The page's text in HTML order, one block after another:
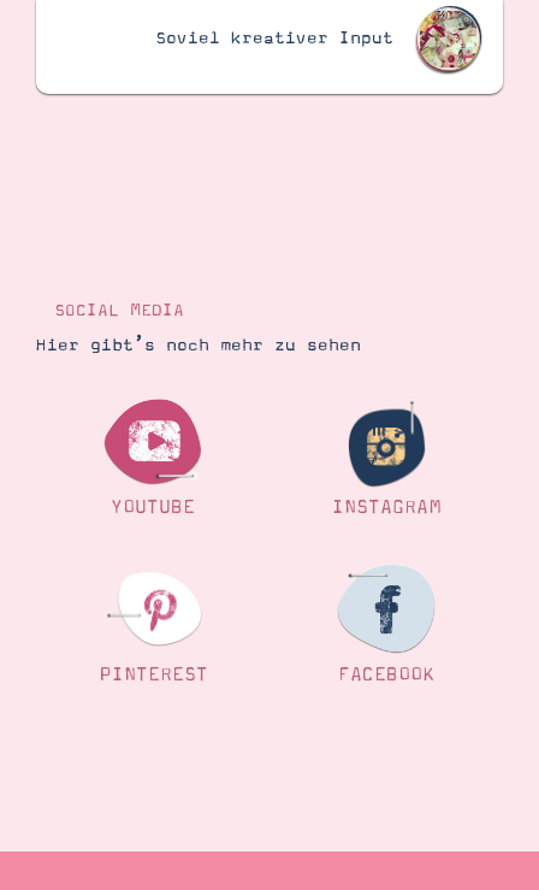
Soviel kreativer Input
SOCIAL MEDIA
Hier gibt’s noch mehr zu sehen
YOUTUBE INSTAGRAM
PINTEREST FACEBOOK